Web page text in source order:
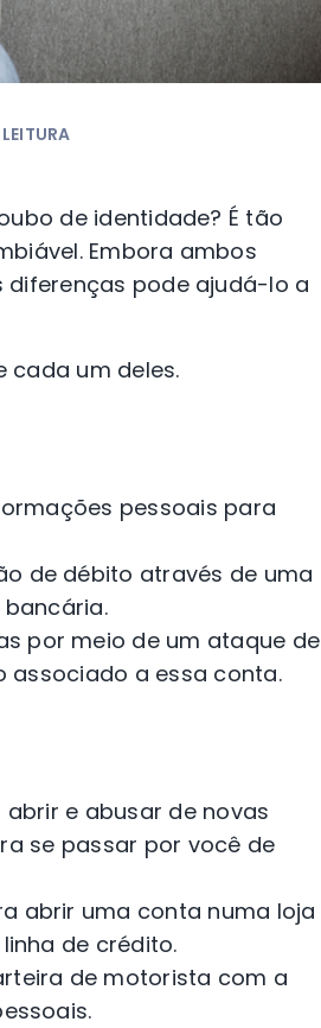
de identidade? É tão
Embora ambos
diferenças pode ajudá-lo a
cada um deles.
pessoais para
de débito através de uma
por meio de um ataque de
associado a essa conta.
e abusar de novas
se passar por você de
abrir uma conta numa loja
de crédito.
de motorista com a